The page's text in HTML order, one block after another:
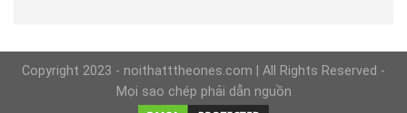
Copyright 2023 - noithatttheones.com | All Rights Reserved -
Mọi sao chép phải dẫn nguồn